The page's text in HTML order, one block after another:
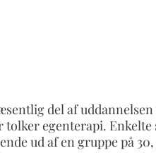
del af
egenterapi. Enkelte
ud af en gruppe på